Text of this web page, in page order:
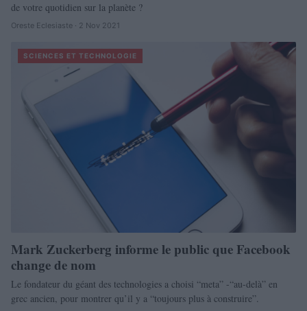
de votre quotidien sur la planète ?
Oreste Eclesiaste · 2 Nov 2021
SCIENCES ET TECHNOLOGIE
Mark Zuckerberg informe le public que Facebook
change de nom
Le fondateur du géant des technologies a choisi “meta” -“au-delà” en
grec ancien, pour montrer qu’il y a “toujours plus à construire”.